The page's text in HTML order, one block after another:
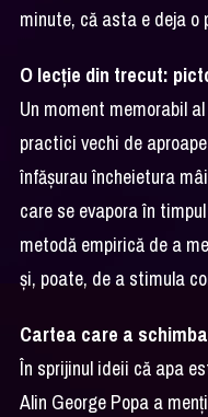
minute, că asta e deja o
O lecție din trecut:
Un moment memorabil
practici vechi de
înfășurau încheietura
care se evapora în
metodă empirică de a
și, poate, de a stimula
Cartea care a
În sprijinul ideii că apa
Alin George Popa a